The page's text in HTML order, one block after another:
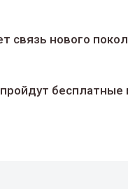
связь нового
беcплатные